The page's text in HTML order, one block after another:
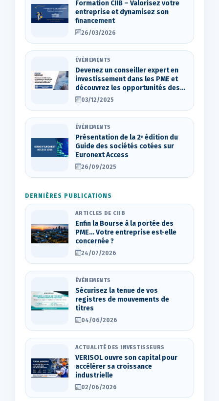
Formation CIIB – Valorisez votre
entreprise et dynamisez son
financement
26/03/2026
ÉVÈNEMENTS
Devenez un conseiller expert en
investissement dans les PME et
découvrez les opportunités des
marchés d’actions OTC
03/12/2025
ÉVÈNEMENTS
Présentation de la 2ᵉ édition du
Guide des sociétés cotées sur
Euronext Access
26/09/2025
DERNIÈRES PUBLICATIONS
ARTICLES DE CIIB
Enfin la Bourse à la portée des
PME… Votre entreprise est-elle
concernée ?
24/07/2026
ÉVÈNEMENTS
Sécurisez la tenue de vos
registres de mouvements de
titres
04/06/2026
ACTUALITÉ DES INVESTISSEURS
VERISOL ouvre son capital pour
accélérer sa croissance
industrielle
02/06/2026